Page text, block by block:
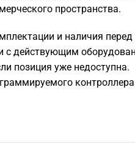
пространства.
и наличия перед
с действующим
позиция уже недоступна.